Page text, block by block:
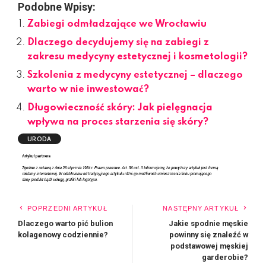
Podobne Wpisy:
Zabiegi odmładzające we Wrocławiu
Dlaczego decydujemy się na zabiegi z
zakresu medycyny estetycznej i kosmetologii?
Szkolenia z medycyny estetycznej – dlaczego
warto w nie inwestować?
Długowieczność skóry: Jak pielęgnacja
wpływa na proces starzenia się skóry?
URODA
POPRZEDNI ARTYKUŁ
Dlaczego warto pić bulion
kolagenowy codziennie?
NASTĘPNY ARTYKUŁ
Jakie spodnie męskie
powinny się znaleźć w
podstawowej męskiej
garderobie?